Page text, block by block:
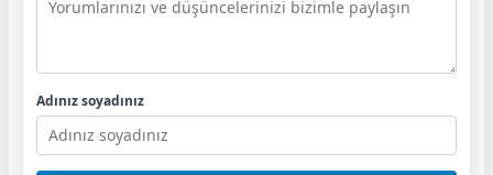
Adınız soyadınız